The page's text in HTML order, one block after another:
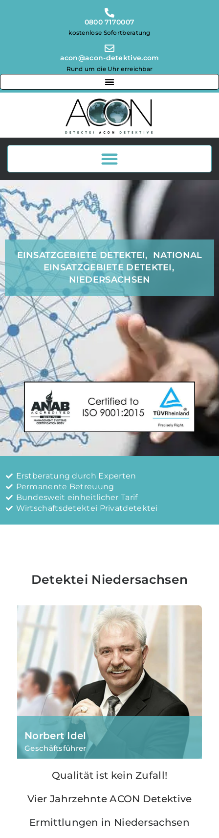
0800 7170007
kostenlose Sofortberatung
acon@acon-detektive.com
Rund um die Uhr erreichbar
EINSATZGEBIETE DETEKTEI, NATIONAL
EINSATZGEBIETE DETEKTEI,
NIEDERSACHSEN
Erstberatung durch Experten
Permanente Betreuung
Bundesweit einheitlicher Tarif
Wirtschaftsdetektei Privatdetektei
Detektei Niedersachsen
Norbert Idel
Geschäftsführer
DetektiveQualität ist kein Zufall!
Vier Jahrzehnte ACON Detektive
Ermittlungen in Niedersachsen